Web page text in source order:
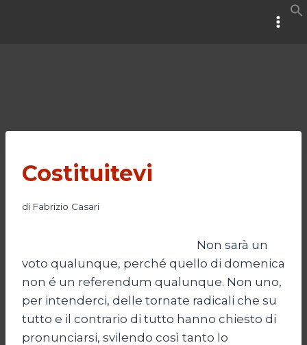
Costituitevi
di Fabrizio Casari
Non sarà un
voto qualunque, perché quello di domenica
non é un referendum qualunque. Non uno,
per intenderci, delle tornate radicali che su
tutto e il contrario di tutto hanno chiesto di
pronunciarsi, svilendo così tanto lo